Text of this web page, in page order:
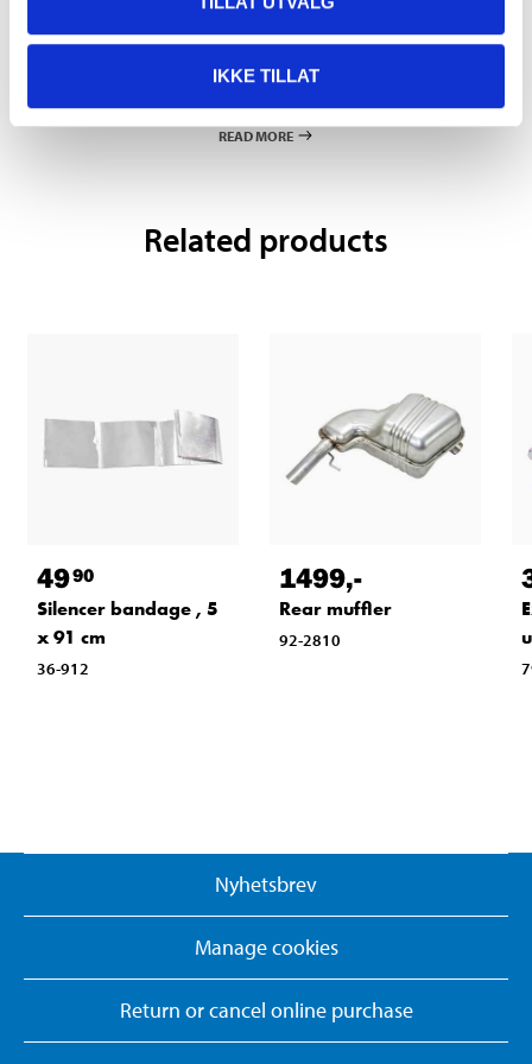
IKKE TILLAT
Pay & Collect
READ MORE
Related products
4990
Silencer bandage , 5
x 91 cm
36-912
1499,-
Rear muffler
92-2810
Nyhetsbrev
Manage cookies
Return or cancel online purchase